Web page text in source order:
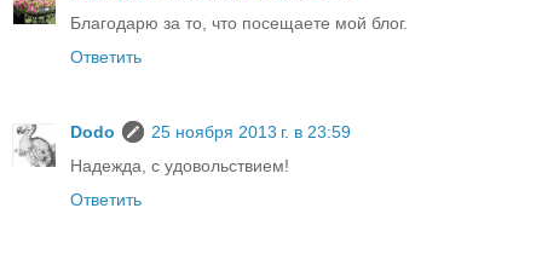
Благодарю за то, что посещаете мой блог.
Ответить
Dodo
25 ноября 2013 г. в 23:59
Надежда, с удовольствием!
Ответить